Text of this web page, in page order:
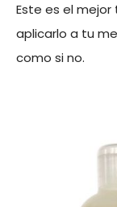
Este es el
aplicarlo a tu
como si no.